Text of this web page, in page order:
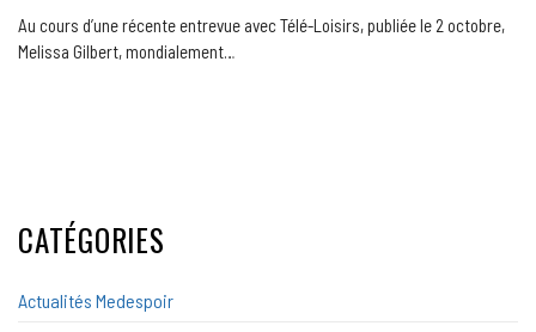
Au cours d’une récente entrevue avec Télé-Loisirs, publiée le 2 octobre,
Melissa Gilbert, mondialement…
CATÉGORIES
Actualités Medespoir